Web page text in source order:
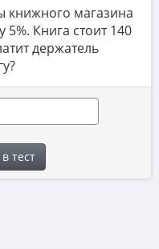
книжного магазина
5%. Книга стоит 140
держатель
тест